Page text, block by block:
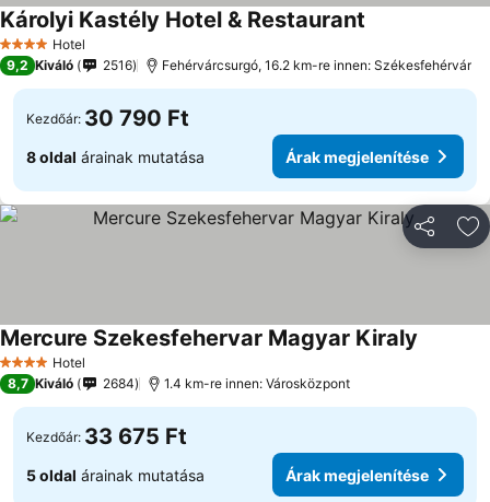
4 KategóriaHotel
Károlyi Kastély Hotel & Restaurant
9,2 Kiváló 2516 Fehérvárcsurgó, 16.2 km-re innen: Székesfehérvár
Kezdőár: 30 790 Ft
8 oldal árainak mutatása Árak megjelenítése
4 KategóriaHotel
Mercure Szekesfehervar Magyar Kiraly
8,7 Kiváló 2684 1.4 km-re innen: Városközpont
Kezdőár: 33 675 Ft
5 oldal árainak mutatása Árak megjelenítése